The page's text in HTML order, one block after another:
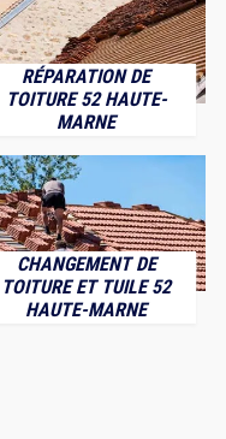
RÉPARATION DE
TOITURE 52 HAUTE-
MARNE
CHANGEMENT DE
TOITURE ET TUILE 52
HAUTE-MARNE